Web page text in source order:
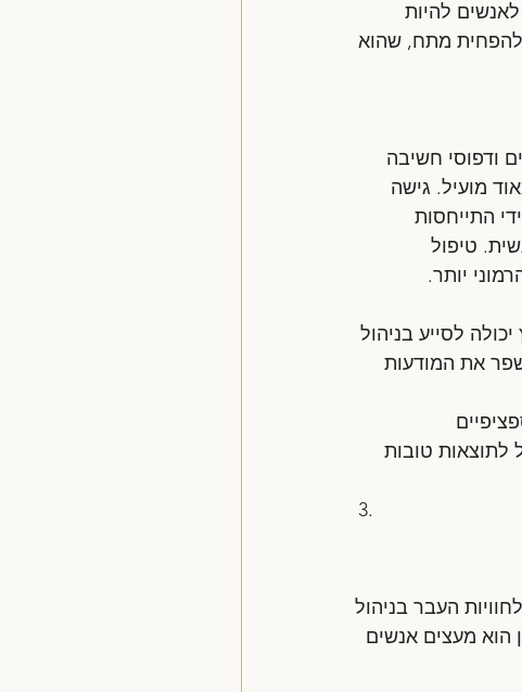
לאנשים להיות
להפחית מתח, שהוא
ודפוסי חשיבה
מועיל. גישה
התייחסות
טיפול
יותר.
לסייע בניהול
את המודעות
לתוצאות טובות
העבר בניהול
הוא מעצים אנשים